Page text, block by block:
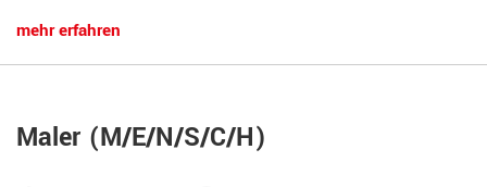
mehr erfahren
Maler (M/E/N/S/C/H)